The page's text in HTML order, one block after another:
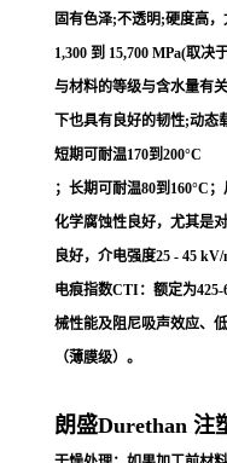
固有色泽;不透明;硬度高，
1,300 到 15,700 MPa(取
与材料的等级与含水量有
下也具有良好的韧性;动态
短期可耐温170到200°C
；长期可耐温80到160°C
化学腐蚀性良好，尤其是
良好，介电强度25 - 45
电痕指数CTI：额定为
械性能及阻尼吸声效应、
（薄膜级）。
朗盛Durethan 注